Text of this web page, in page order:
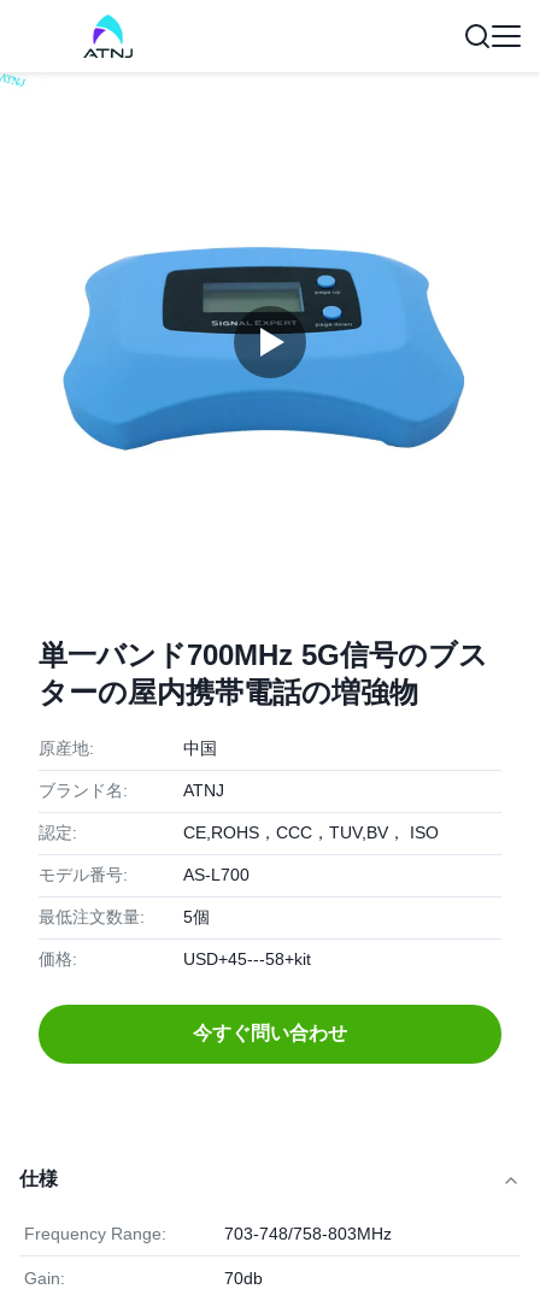
単一バンド700MHz 5G信号のブス
ターの屋内携帯電話の増強物
原産地: 中国
ブランド名: ATNJ
認定: CE,ROHS，CCC，TUV,BV， ISO
モデル番号: AS-L700
最低注文数量: 5個
価格: USD+45---58+kit
今すぐ問い合わせ
仕様
Frequency Range: 703-748/758-803MHz
Gain: 70db